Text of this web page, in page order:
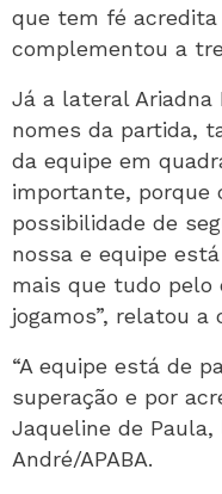
que tem fé acredita
complementou a
Já a lateral Ariadna
nomes da partida,
da equipe em
importante, porque
possibilidade de
nossa e equipe
mais que tudo pelo
jogamos”, relatou a
“A equipe está de
superação e por
Jaqueline de
André/APABA.